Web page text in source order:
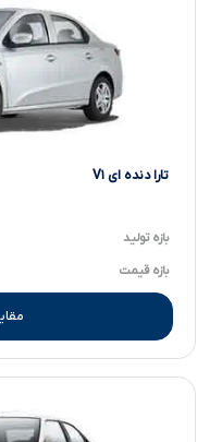
تارا دنده ای V۱
بازه تولید
بازه قیمت